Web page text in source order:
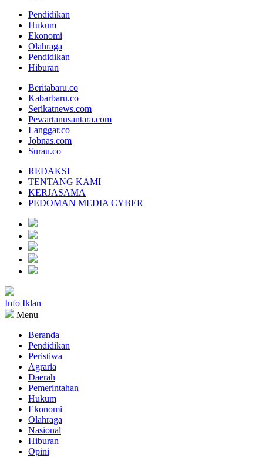
Pendidikan
Hukum
Ekonomi
Olahraga
Pendidikan
Hiburan
Beritabaru.co
Kabarbaru.co
Serikatnews.com
Pewartanusantara.com
Langgar.co
Jobnas.com
Surau.co
REDAKSI
TENTANG KAMI
KERJASAMA
PEDOMAN MEDIA CYBER
Info Iklan
Menu
Beranda
Pendidikan
Peristiwa
Agraria
Daerah
Pemerintahan
Hukum
Ekonomi
Olahraga
Nasional
Hiburan
Opini